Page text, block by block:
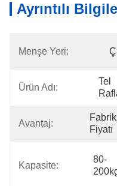
Ayrıntılı
Menşe Yeri:
Ürün Adı:
Tel
Avantaj:
Fiyatı
Kapasite:
80-